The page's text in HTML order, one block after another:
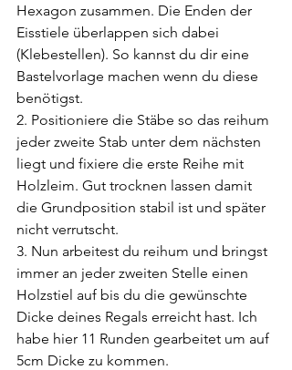
Hexagon zusammen. Die Enden der
Eisstiele überlappen sich dabei
(Klebestellen). So kannst du dir eine
Bastelvorlage machen wenn du diese
benötigst.
2. Positioniere die Stäbe so das reihum
jeder zweite Stab unter dem nächsten
liegt und fixiere die erste Reihe mit
Holzleim. Gut trocknen lassen damit
die Grundposition stabil ist und später
nicht verrutscht.
3. Nun arbeitest du reihum und bringst
immer an jeder zweiten Stelle einen
Holzstiel auf bis du die gewünschte
Dicke deines Regals erreicht hast. Ich
habe hier 11 Runden gearbeitet um auf
5cm Dicke zu kommen.